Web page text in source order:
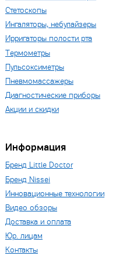
Стетоскопы
Ингаляторы, небулайзеры
Ирригаторы полости рта
Термометры
Пульсоксиметры
Пневмомассажеры
Диагностические приборы
Акции и скидки
Информация
Бренд Little Doctor
Бренд Nissei
Инновационные технологии
Видео обзоры
Доставка и оплата
Юр. лицам
Контакты